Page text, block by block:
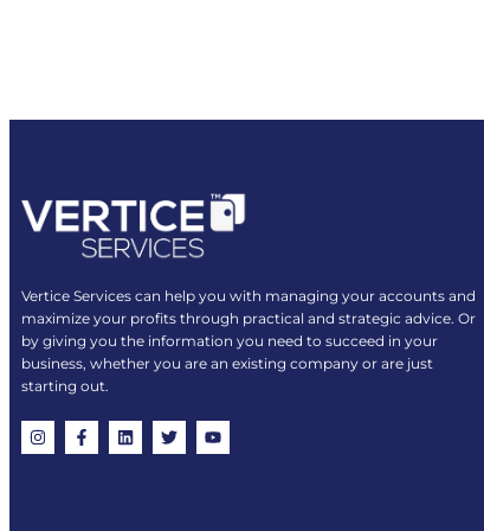
Vertice Services can help you with managing your accounts and
maximize your profits through practical and strategic advice. Or
by giving you the information you need to succeed in your
business, whether you are an existing company or are just
starting out.